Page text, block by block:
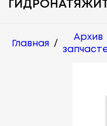
Главная /
Архив